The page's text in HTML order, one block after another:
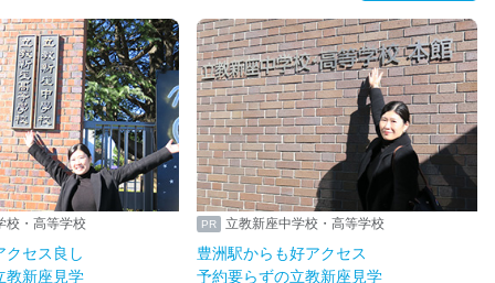
校・高等学校
クセス良し
教新座見学
立教新座中学校・高等学校
豊洲駅からも好アクセス
予約要らずの立教新座見学